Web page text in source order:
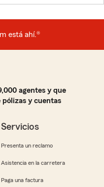
está ahí.®
agentes y que
pólizas y cuentas
Servicios
Presenta un reclamo
Asistencia en la carretera
Paga una factura